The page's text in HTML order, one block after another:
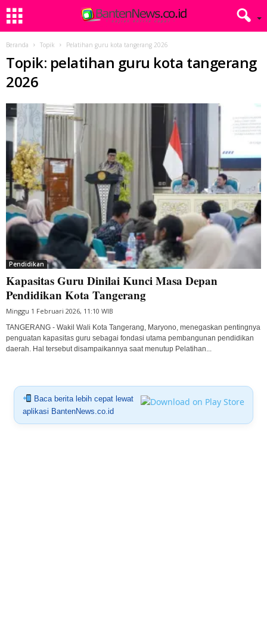
Beranda Topik Pelatihan guru kota tangerang 2026
Topik: pelatihan guru kota tangerang
2026
Pendidikan
Kapasitas Guru Dinilai Kunci Masa Depan
Pendidikan Kota Tangerang
Minggu 1 Februari 2026, 11:10 WIB
TANGERANG - Wakil Wali Kota Tangerang, Maryono, menegaskan pentingnya
penguatan kapasitas guru sebagai fondasi utama pembangunan pendidikan
daerah. Hal tersebut disampaikannya saat menutup Pelatihan...
Baca berita lebih cepat lewat
aplikasi BantenNews.co.id